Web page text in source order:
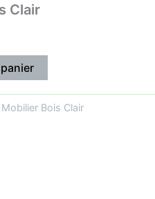
Clair
Mobilier Bois Clair